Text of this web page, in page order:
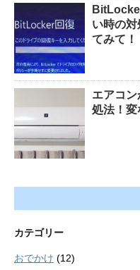
い時の
てみて！
エアコ
処法！変
カテゴリー
おでかけ (12)